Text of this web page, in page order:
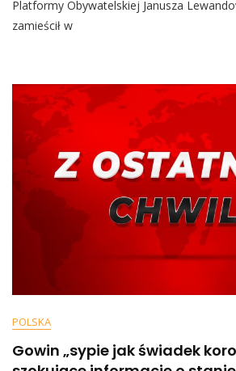
Platformy Obywatelskiej Janusza
zamieścił w
POLSKA
Gowin „sypie jak świadek